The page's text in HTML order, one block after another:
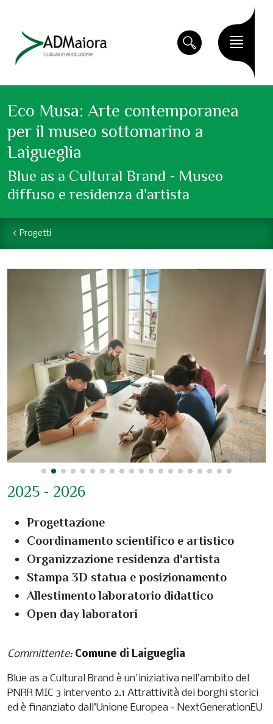
Eco Musa: Arte contemporanea
per il museo sottomarino a
Laigueglia
Blue as a Cultural Brand - Museo
diffuso e residenza d'artista
Progetti
2025 - 2026
Progettazione
Coordinamento scientifico e artistico
Organizzazione residenza d'artista
Stampa 3D statua e posizionamento
Allestimento laboratorio didattico
Open day laboratori
Committente: Comune di Laigueglia
Blue as a Cultural Brand è un'iniziativa nell’ambito del
PNRR MIC 3 intervento 2.1 Attrattività dei borghi storici
ed è finanziato dall’Unione Europea - NextGenerationEU